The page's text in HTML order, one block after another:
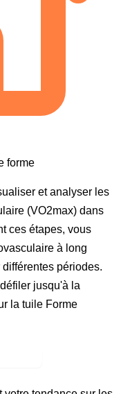
forme
et analyser les
(VO2max) dans
ces étapes, vous
à long
périodes.
jusqu'à la
la tuile Forme